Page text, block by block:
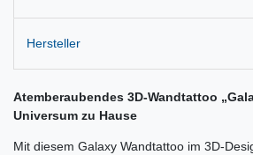
Hersteller
Atemberaubendes 3D-Wandtattoo
Universum zu Hause
Mit diesem Galaxy Wandtattoo im 3D-